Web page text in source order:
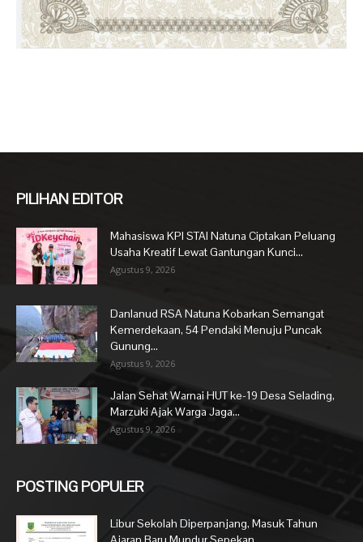
PILIHAN EDITOR
Mahasiswa KPI STAI Natuna Ciptakan Peluang
Usaha Kreatif Lewat Gantungan Kunci...
Agustus 9, 2026
Danlanud RSA Natuna Kobarkan Semangat
Kemerdekaan, 54 Pendaki Menuju Puncak
Gunung...
Agustus 9, 2026
Jalan Sehat Warnai HUT ke-19 Desa Selading,
Marzuki Ajak Warga Jaga...
Agustus 9, 2026
POSTING POPULER
Libur Sekolah Diperpanjang, Masuk Tahun